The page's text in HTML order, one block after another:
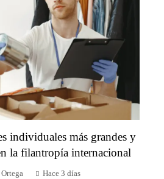
individuales más grandes y
la filantropía internacional
Hace 3 días